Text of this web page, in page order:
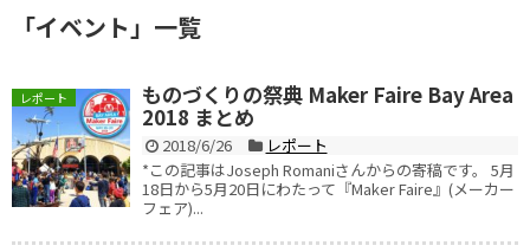
「イベント」 一覧
レポート ものづくりの祭典 Maker Faire Bay Area
2018 まとめ
2018/6/26
レポート
*この記事はJoseph Romaniさんからの寄稿です。 5月
18日から5月20日にわたって『Maker Faire』(メーカー
フェア)...